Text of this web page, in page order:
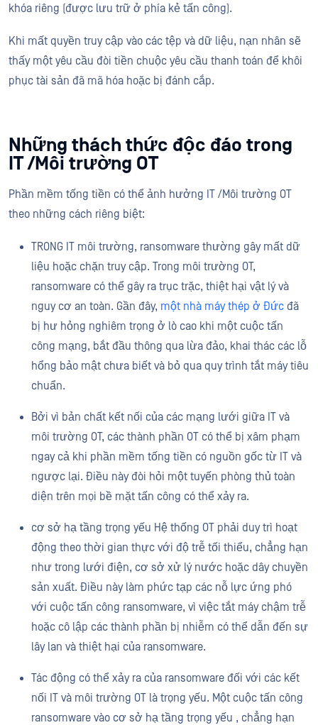
khóa riêng (được lưu trữ ở phía kẻ tấn công).
Khi mất quyền truy cập vào các tệp và dữ liệu, nạn nhân sẽ
thấy một yêu cầu đòi tiền chuộc yêu cầu thanh toán để khôi
phục tài sản đã mã hóa hoặc bị đánh cắp.
Những thách thức độc đáo trong
IT /Môi trường OT
Phần mềm tống tiền có thể ảnh hưởng IT /Môi trường OT
theo những cách riêng biệt:
TRONG IT môi trường, ransomware thường gây mất dữ
liệu hoặc chặn truy cập. Trong môi trường OT,
ransomware có thể gây ra trục trặc, thiệt hại vật lý và
nguy cơ an toàn. Gần đây, một nhà máy thép ở Đức đã
bị hư hỏng nghiêm trọng ở lò cao khi một cuộc tấn
công mạng, bắt đầu thông qua lừa đảo, khai thác các lỗ
hổng bảo mật chưa biết và bỏ qua quy trình tắt máy tiêu
chuẩn.
Bởi vì bản chất kết nối của các mạng lưới giữa IT và
môi trường OT, các thành phần OT có thể bị xâm phạm
ngay cả khi phần mềm tống tiền có nguồn gốc từ IT và
ngược lại. Điều này đòi hỏi một tuyến phòng thủ toàn
diện trên mọi bề mặt tấn công có thể xảy ra.
cơ sở hạ tầng trọng yếu Hệ thống OT phải duy trì hoạt
động theo thời gian thực với độ trễ tối thiểu, chẳng hạn
như trong lưới điện, cơ sở xử lý nước hoặc dây chuyền
sản xuất. Điều này làm phức tạp các nỗ lực ứng phó
với cuộc tấn công ransomware, vì việc tắt máy chậm trễ
hoặc cô lập các thành phần bị nhiễm có thể dẫn đến sự
lây lan và thiệt hại của ransomware.
Tác động có thể xảy ra của ransomware đối với các kết
nối IT và môi trường OT là trọng yếu. Một cuộc tấn công
ransomware vào cơ sở hạ tầng trọng yếu , chẳng hạn